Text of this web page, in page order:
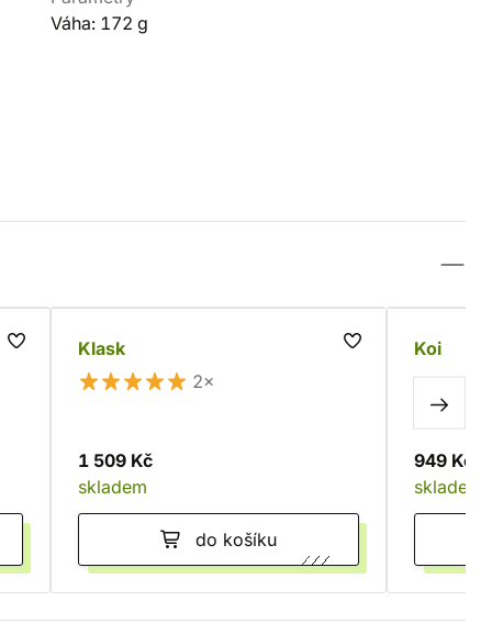
Váha: 172 g
Klask
2×
1 509 Kč
skladem
do košíku
Koi
949 Kč
skladem